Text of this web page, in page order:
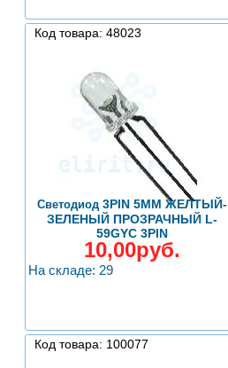
Код товара: 48023
Светодиод3PIN 5MM ЖЕЛТЫЙ-
ЗЕЛЕНЫЙ ПРОЗРАЧНЫЙ L-
59GYC 3PIN
10,00руб.
На складе: 29
Код товара: 100077